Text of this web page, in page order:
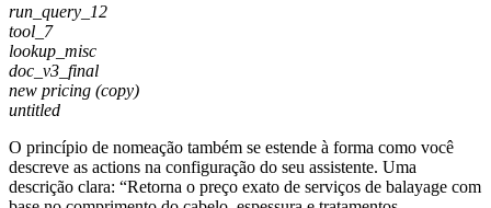
run_query_12
tool_7
lookup_misc
doc_v3_final
new pricing (copy)
untitled
O princípio de nomeação também se estende à forma como você
descreve as actions na configuração do seu assistente. Uma
descrição clara: “Retorna o preço exato de serviços de balayage com